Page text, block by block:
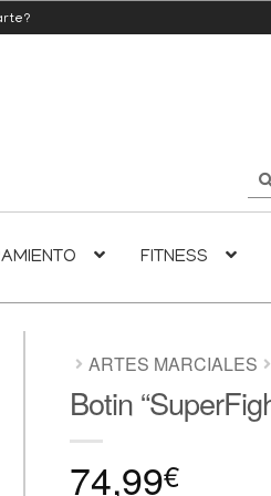
FITNESS
ARTES MARCIALES
Botin
74,99€